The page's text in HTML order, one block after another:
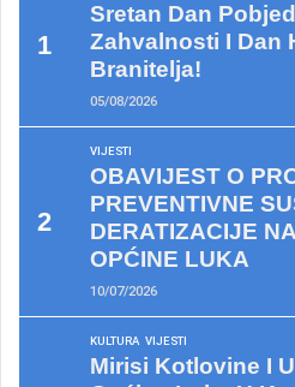
Sretan Dan
Zahvalnosti I Dan
Branitelja!
05/08/2026
VIJESTI
OBAVIJEST O
PREVENTIVNE
DERATIZACIJE
OPĆINE LUKA
10/07/2026
KULTURA VIJESTI
Mirisi Kotlovine I